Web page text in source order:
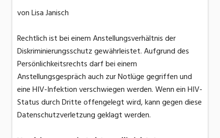
von Lisa Janisch
Rechtlich ist bei einem Anstellungsverhältnis der
Diskriminierungsschutz gewährleistet. Aufgrund des
Persönlichkeitsrechts darf bei einem
Anstellungsgespräch auch zur Notlüge gegriffen und
eine HIV-Infektion verschwiegen werden. Wenn ein HIV-
Status durch Dritte offengelegt wird, kann gegen diese
Datenschutzverletzung geklagt werden.